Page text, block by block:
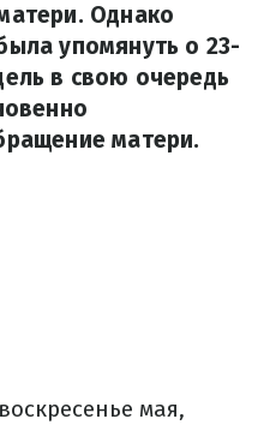
Однако
упомянуть о 23-
в свою очередь
матери.
мая,